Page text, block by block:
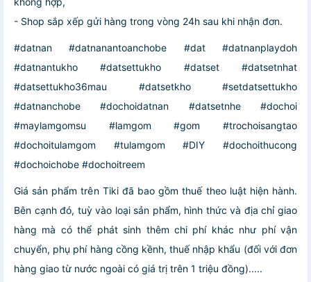
- Shop sắp xếp gửi hàng trong vòng 24h sau khi nhận đơn.
#datnan #datnanantoanchobe #dat #datnanplaydoh
#datnantukho #datsettukho #datset #datsetnhat
#datsettukho36mau #datsetkho #setdatsettukho
#datnanchobe #dochoidatnan #datsetnhe #dochoi
#maylamgomsu #lamgom #gom #trochoisangtao
#dochoitulamgom #tulamgom #DIY #dochoithucong
#dochoichobe #dochoitreem
Giá sản phẩm trên Tiki đã bao gồm thuế theo luật hiện hành.
Bên cạnh đó, tuỳ vào loại sản phẩm, hình thức và địa chỉ giao
hàng mà có thể phát sinh thêm chi phí khác như phí vận
chuyển, phụ phí hàng cồng kềnh, thuế nhập khẩu (đối với đơn
hàng giao từ nước ngoài có giá trị trên 1 triệu đồng).....